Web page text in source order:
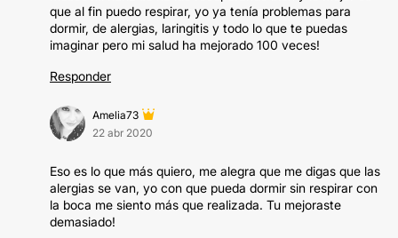
que al fin puedo respirar, yo ya tenía problemas para
dormir, de alergias, laringitis y todo lo que te puedas
imaginar pero mi salud ha mejorado 100 veces!
Responder
Amelia73
22 abr 2020
Eso es lo que más quiero, me alegra que me digas que las
alergias se van, yo con que pueda dormir sin respirar con
la boca me siento más que realizada. Tu mejoraste
demasiado!